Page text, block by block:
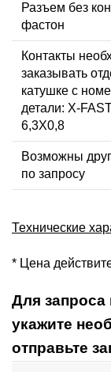
Разъем без
фастон
Контакты
заказывать
катушке с
детали: X-
6,3X0,8
Возможны
по запросу
Технические
* Цена
Для запроса
укажите
отправьте